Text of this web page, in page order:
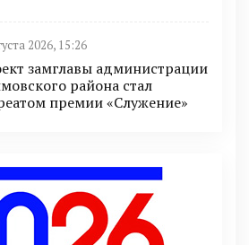
2026, 15:26
замглавы администрации
района стал
премии «Служение»